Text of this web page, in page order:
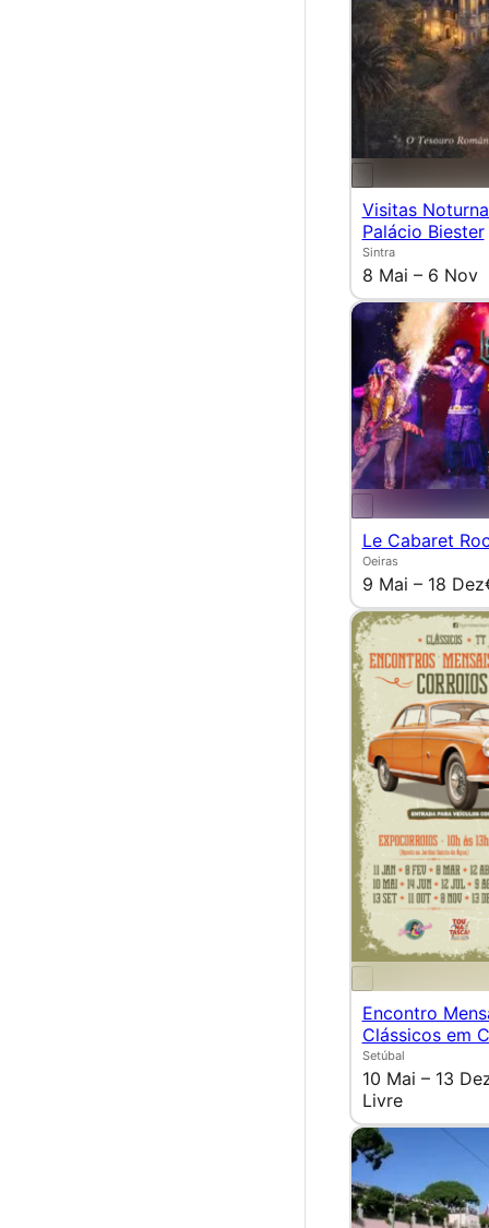
Visitas
Palácio Biester
Sintra
8 Mai – 6 Nov
Le Cabaret
Oeiras
9 Mai – 18 Dez
Encontro
Clássicos em
Setúbal
10 Mai – 13
Livre